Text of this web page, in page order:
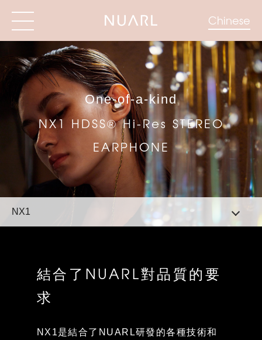
Chinese
One-of-a-kind
NX1 HDSS® Hi-Res STEREO
EARPHONE
NX1
結合了NUARL對品質的要
求
NX1是結合了NUARL研發的各種技術和